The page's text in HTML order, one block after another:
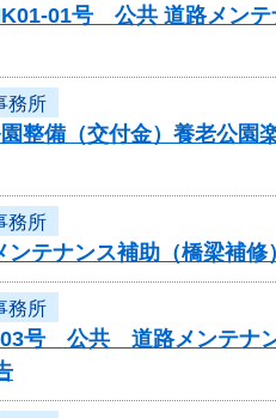
01号 公共 道路メン
務所
整備（交付金）養老公園
務所
テナンス補助（橋梁補
務所
03号 公共 道路メンテナ